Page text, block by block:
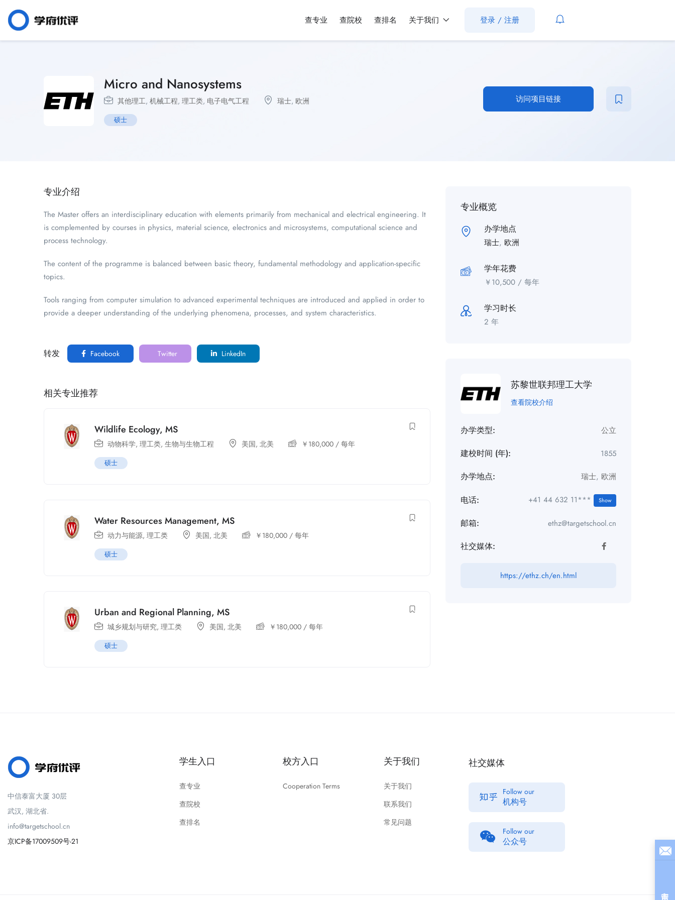
查专业 查院校 查排名 关于我们 登录 / 注册
Micro and Nanosystems
其他理工, 机械工程, 理工类, 电子电气工程 瑞士, 欧洲
硕士
访问项目链接
专业介绍
The Master offers an interdisciplinary education with elements primarily from mechanical and electrical engineering. It
is complemented by courses in physics, material science, electronics and microsystems, computational science and
process technology.
The content of the programme is balanced between basic theory, fundamental methodology and application-specific
topics.
Tools ranging from computer simulation to advanced experimental techniques are introduced and applied in order to
provide a deeper understanding of the underlying phenomena, processes, and system characteristics.
转发 Facebook Twitter LinkedIn
相关专业推荐
Wildlife Ecology, MS
动物科学, 理工类, 生物与生物工程 美国, 北美 ￥ 180,000 / 每年
硕士
Water Resources Management, MS
动力与能源, 理工类 美国, 北美 ￥ 180,000 / 每年
硕士
Urban and Regional Planning, MS
城乡规划与研究, 理工类 美国, 北美 ￥ 180,000 / 每年
硕士
专业概览
办学地点
瑞士, 欧洲
学年花费
￥10,500 / 每年
学习时长
2 年
苏黎世联邦理工大学
查看院校介绍
办学类型: 公立
建校时间 (年): 1855
办学地点: 瑞士, 欧洲
电话: +41 44 632 11*** Show
邮箱: ethz@targetschool.cn
社交媒体:
https://ethz.ch/en.html
中信泰富大厦 30层
武汉, 湖北省.
info@targetschool.cn
京ICP备17009509号-21
学生入口
查专业
查院校
查排名
校方入口
Cooperation Terms
关于我们
关于我们
联系我们
常见问题
社交媒体
Follow our
机构号
Follow our
公众号